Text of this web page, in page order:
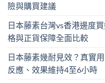
險與購買建議
日本藤素台灣vs香港邊度
格與正貨保障全面比較
日本藤素幾耐見效？真實
反應、效果維持4至6小時